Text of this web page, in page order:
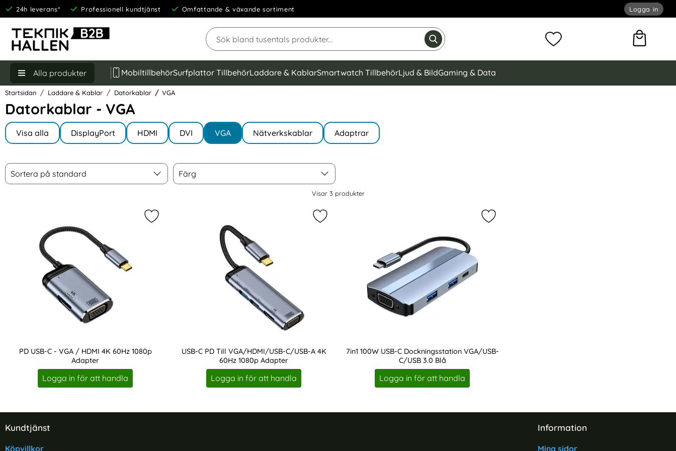
24h leverans* Professionell kundtjänst Omfattande & växande sortiment Logga in
Sök
Sök på Narse Group AB Genomför sökning Mina favoriter
Alla produkter MobiltillbehörSurfplattor TillbehörLaddare & KablarSmartwatch TillbehörLjud & BildGaming & Data
Startsidan Laddare & Kablar Datorkablar VGA
Datorkablar - VGA
Hoppa
produkter
Underkategorier
Visa alla
I Datorkablar DisplayPort HDMI DVI VGA Nätverkskablar Adaptrar
Hoppa
över
Filtrera & sortera
Sortera
Sortera på standard
Färg
Färg
Visar 3 produkter
PD USB-C - VGA / HDMI 4K 60Hz 1080p
Adapter
Art. nr 227082
Logga in för att handla
Markera pD USB-C - VGA / HDMI 4K 60Hz 1080p Adapter som favorit
USB-C PD Till VGA/HDMI/USB-C/USB-A 4K
60Hz 1080p Adapter
Art. nr 227083
Logga in för att handla
Markera uSB-C PD Till VGA/HDMI/USB-C/USB-A 4K 60Hz 1080p Adapter som favorit
7in1 100W USB-C Dockningsstation VGA/USB-
C/USB 3.0 Blå
Art. nr 227348
Logga in för att handla
Markera 7in1 100W USB-C Dockningsstation VGA/
Sidfot Blandad info och länkar
Kundtjänst
Köpvillkor
Information
Mina sidor